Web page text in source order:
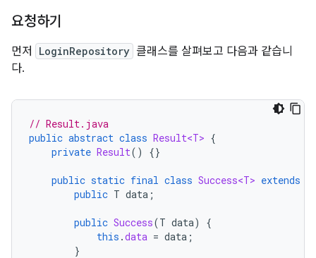
요청하기
먼저 LoginRepository 클래스를 살펴보고 다음과 같습니
다.
// Result.java
public abstract class Result<T> {
private Result() {}
public static final class Success<T> extends
public T data ;
public Success(T data)
{
this .data = data ;
}